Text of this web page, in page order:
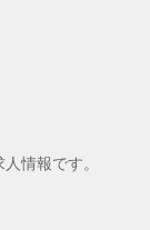
情報です。